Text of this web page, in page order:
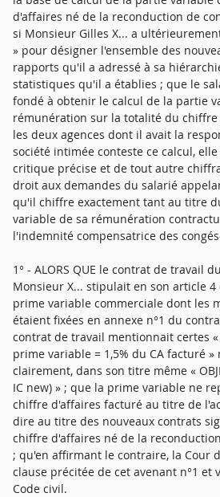
d'affaires né de la reconduction de
si Monsieur Gilles X... a
» pour désigner l'ensemble des
rapports qu'il a adressé à sa
statistiques qu'il a établies ; que le
fondé à obtenir le calcul de la partie
rémunération sur la totalité du
les deux agences dont il avait la
société intimée conteste ce calcul,
critique précise et de tout autre
droit aux demandes du salarié
qu'il chiffre exactement tant au titre
variable de sa rémunération
l'indemnité compensatrice des
1° - ALORS QUE le contrat de travail
Monsieur X... stipulait en son article
prime variable commerciale dont les
étaient fixées en annexe n°1 du
contrat de travail mentionnait certes
prime variable = 1,5% du CA facturé
clairement, dans son titre même «
IC new) » ; que la prime variable ne
chiffre d'affaires facturé au titre de
dire au titre des nouveaux contrats
chiffre d'affaires né de la
; qu'en affirmant le contraire, la Cour
clause précitée de cet avenant n°1 et
Code civil.